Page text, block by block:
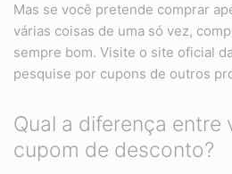
Mas se você pretende comprar
várias coisas de uma só vez,
sempre bom. Visite o site oficial
pesquise por cupons de outros
Qual a diferença entre
cupom de desconto?